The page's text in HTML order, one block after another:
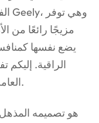
مزيجًا رائعًا من
يضع نفسها
الراقية. إليكم
العامة عن هذه السيارة الأنيقة والمستقبلية.